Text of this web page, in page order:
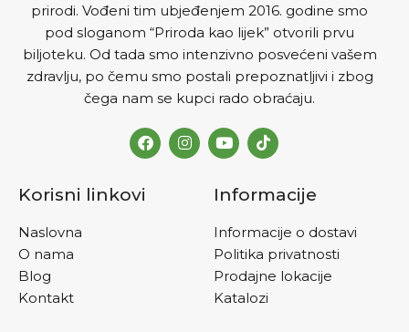
prirodi. Vođeni tim ubjeđenjem 2016. godine smo
pod sloganom “Priroda kao lijek” otvorili prvu
biljoteku. Od tada smo intenzivno posvećeni vašem
zdravlju, po čemu smo postali prepoznatljivi i zbog
čega nam se kupci rado obraćaju.
Korisni linkovi
Naslovna
O nama
Blog
Kontakt
Informacije
Informacije o dostavi
Politika privatnosti
Prodajne lokacije
Katalozi